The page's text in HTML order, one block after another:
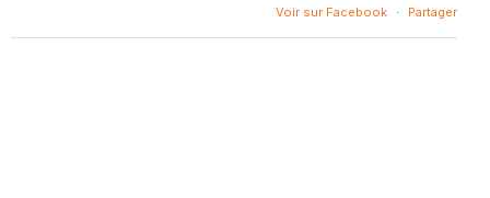
Voir sur Facebook · Partager